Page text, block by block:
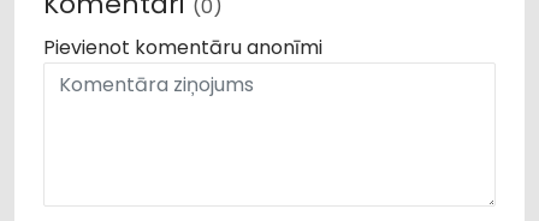
(0)
Pievienot komentāru anonīmi